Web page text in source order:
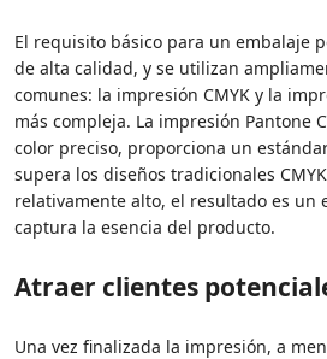
El requisito básico para un embalaje
de alta calidad, y se utilizan
comunes: la impresión CMYK y la
más compleja. La impresión Pantone
color preciso, proporciona un
supera los diseños tradicionales
relativamente alto, el resultado es un
captura la esencia del producto.
Atraer clientes
Una vez finalizada la impresión, a